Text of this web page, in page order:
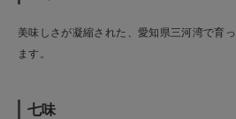
美味しさが凝縮された、愛知県三河湾で育
ます。
七味